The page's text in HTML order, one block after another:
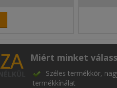
Miért minket
Széles termékkör,
termékkínálat